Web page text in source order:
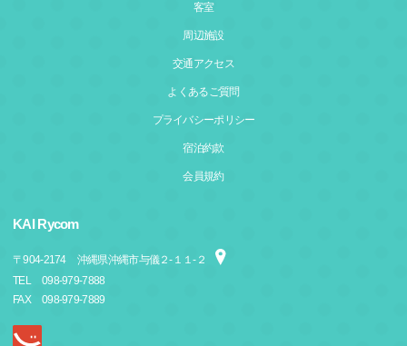
客室
周辺施設
交通アクセス
よくあるご質問
プライバシーポリシー
宿泊約款
会員規約
KAI Rycom
〒904-2174
沖縄県沖縄市与儀２‐１１‐２
TEL
098-979-7888
FAX
098-979-7889